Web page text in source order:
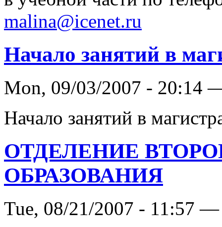
malina@icenet.ru
Начало занятий в
Mon, 09/03/2007 - 20:14
Начало занятий в
ОТДЕЛЕНИЕ
ОБРАЗОВАНИЯ
Tue, 08/21/2007 - 11:57 —